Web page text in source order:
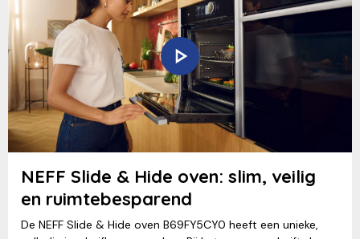
NEFF Slide & Hide oven: slim, veilig
en ruimtebesparend
De NEFF Slide & Hide oven B69FY5CY0 heeft een unieke,